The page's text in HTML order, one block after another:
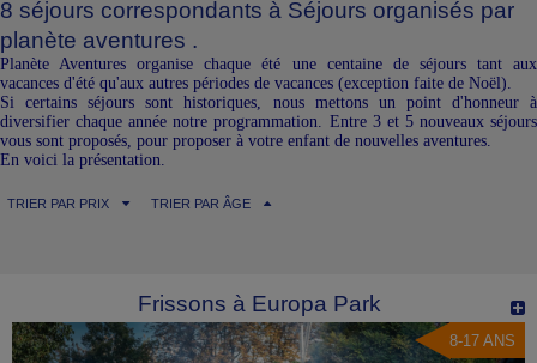
8 séjours correspondants à Séjours organisés par
planète aventures .
Planète Aventures organise chaque été une centaine de séjours tant aux
vacances d'été qu'aux autres périodes de vacances (exception faite de Noël).
Si certains séjours sont historiques, nous mettons un point d'honneur à
diversifier chaque année notre programmation. Entre 3 et 5 nouveaux séjours
vous sont proposés, pour proposer à votre enfant de nouvelles aventures.
En voici la présentation.
TRIER PAR PRIX TRIER PAR ÂGE
Frissons à Europa Park
8-17 ANS